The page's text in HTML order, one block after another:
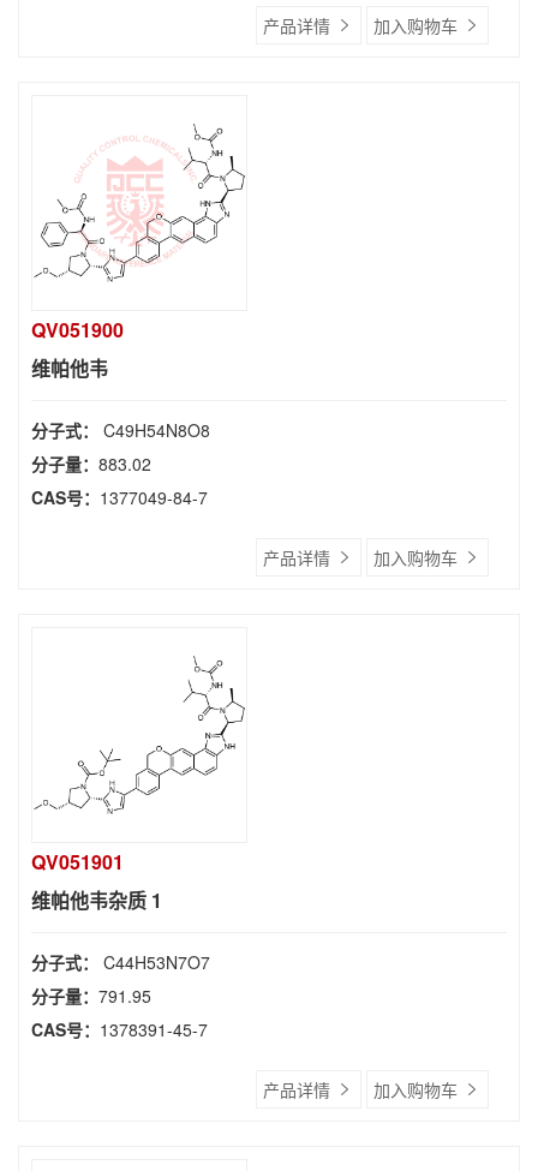
产品详情 加入购物车
QV051900
维帕他韦
分子式： C49H54N8O8
分子量： 883.02
CAS号： 1377049-84-7
产品详情 加入购物车
QV051901
维帕他韦杂质 1
分子式： C44H53N7O7
分子量： 791.95
CAS号： 1378391-45-7
产品详情 加入购物车